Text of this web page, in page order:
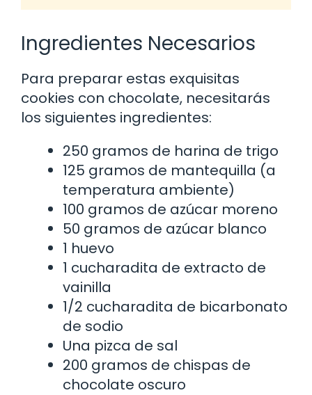
Ingredientes Necesarios
Para preparar estas exquisitas
cookies con chocolate, necesitarás
los siguientes ingredientes:
250 gramos de harina de trigo
125 gramos de mantequilla (a
temperatura ambiente)
100 gramos de azúcar moreno
50 gramos de azúcar blanco
1 huevo
1 cucharadita de extracto de
vainilla
1/2 cucharadita de bicarbonato
de sodio
Una pizca de sal
200 gramos de chispas de
chocolate oscuro